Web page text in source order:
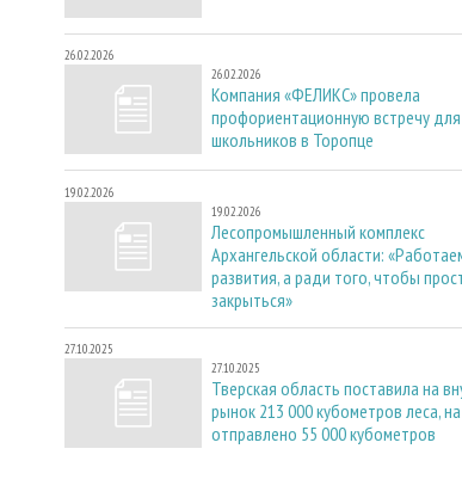
26.02.2026
26.02.2026
Компания «ФЕЛИКС» провела
профориентационную встречу для
школьников в Торопце
19.02.2026
19.02.2026
Лесопромышленный комплекс
Архангельской области:
развития, а ради того, чтобы
закрыться»
27.10.2025
27.10.2025
Тверская область поставила на
рынок 213 000 кубометров леса,
отправлено 55 000 кубометров